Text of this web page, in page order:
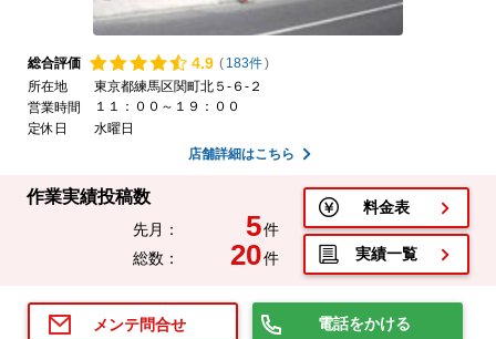
総合評価 4.9 ( 183件)
所在地
東京都練馬区関町北５-６-２
営業時間
１１：００～１９：００
定休日
水曜日
店舗詳細はこちら
作業実績投稿数
先月： 5件
総数：
20件
料金表
実績一覧
メンテ問合せ 電話をかける